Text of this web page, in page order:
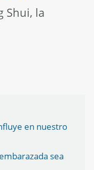
Shui, la
en nuestro
sea